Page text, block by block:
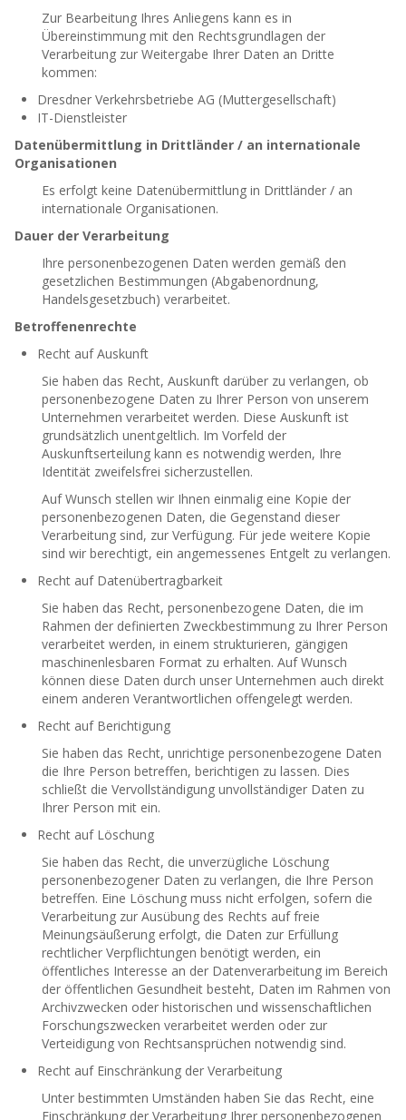
Zur Bearbeitung Ihres Anliegens kann es in
Übereinstimmung mit den Rechtsgrundlagen der
Verarbeitung zur Weitergabe Ihrer Daten an Dritte
kommen:
Dresdner Verkehrsbetriebe AG (Muttergesellschaft)
IT-Dienstleister
Datenübermittlung in Drittländer / an internationale
Organisationen
Es erfolgt keine Datenübermittlung in Drittländer / an
internationale Organisationen.
Dauer der Verarbeitung
Ihre personenbezogenen Daten werden gemäß den
gesetzlichen Bestimmungen (Abgabenordnung,
Handelsgesetzbuch) verarbeitet.
Betroffenenrechte
Recht auf Auskunft
Sie haben das Recht, Auskunft darüber zu verlangen, ob
personenbezogene Daten zu Ihrer Person von unserem
Unternehmen verarbeitet werden. Diese Auskunft ist
grundsätzlich unentgeltlich. Im Vorfeld der
Auskunftserteilung kann es notwendig werden, Ihre
Identität zweifelsfrei sicherzustellen.
Auf Wunsch stellen wir Ihnen einmalig eine Kopie der
personenbezogenen Daten, die Gegenstand dieser
Verarbeitung sind, zur Verfügung. Für jede weitere Kopie
sind wir berechtigt, ein angemessenes Entgelt zu verlangen.
Recht auf Datenübertragbarkeit
Sie haben das Recht, personenbezogene Daten, die im
Rahmen der definierten Zweckbestimmung zu Ihrer Person
verarbeitet werden, in einem strukturieren, gängigen
maschinenlesbaren Format zu erhalten. Auf Wunsch
können diese Daten durch unser Unternehmen auch direkt
einem anderen Verantwortlichen offengelegt werden.
Recht auf Berichtigung
Sie haben das Recht, unrichtige personenbezogene Daten
die Ihre Person betreffen, berichtigen zu lassen. Dies
schließt die Vervollständigung unvollständiger Daten zu
Ihrer Person mit ein.
Recht auf Löschung
Sie haben das Recht, die unverzügliche Löschung
personenbezogener Daten zu verlangen, die Ihre Person
betreffen. Eine Löschung muss nicht erfolgen, sofern die
Verarbeitung zur Ausübung des Rechts auf freie
Meinungsäußerung erfolgt, die Daten zur Erfüllung
rechtlicher Verpflichtungen benötigt werden, ein
öffentliches Interesse an der Datenverarbeitung im Bereich
der öffentlichen Gesundheit besteht, Daten im Rahmen von
Archivzwecken oder historischen und wissenschaftlichen
Forschungszwecken verarbeitet werden oder zur
Verteidigung von Rechtsansprüchen notwendig sind.
Recht auf Einschränkung der Verarbeitung
Unter bestimmten Umständen haben Sie das Recht, eine
Einschränkung der Verarbeitung Ihrer personenbezogenen